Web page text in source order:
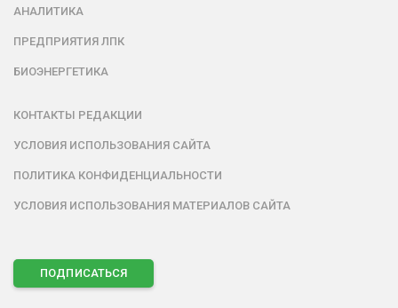
АНАЛИТИКА
ПРЕДПРИЯТИЯ ЛПК
БИОЭНЕРГЕТИКА
КОНТАКТЫ РЕДАКЦИИ
УСЛОВИЯ ИСПОЛЬЗОВАНИЯ САЙТА
ПОЛИТИКА КОНФИДЕНЦИАЛЬНОСТИ
УСЛОВИЯ ИСПОЛЬЗОВАНИЯ МАТЕРИАЛОВ САЙТА
ПОДПИСАТЬСЯ